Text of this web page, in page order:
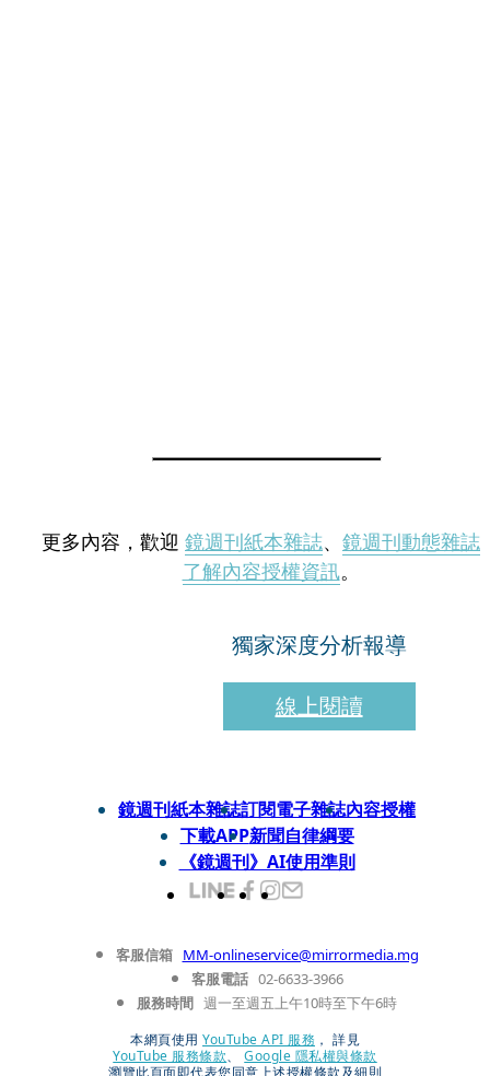
更多內容，歡迎 鏡週刊紙本雜誌、 鏡週刊動態雜誌
了解內容授權資訊。
獨家深度分析報導
線上閱讀
鏡週刊紙本雜誌訂閱電子雜誌內容授權
下載APP新聞自律綱要
《鏡週刊》AI使用準則
客服信箱 MM-onlineservice@mirrormedia.mg
客服電話 02-6633-3966
服務時間 週一至週五上午10時至下午6時
本網頁使用 YouTube API 服務 ， 詳見
YouTube 服務條款、
Google 隱私權與條款
瀏覽此頁面即代表您同意上述授權條款及細則